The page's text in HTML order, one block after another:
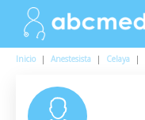
Inicio | Anestesista | Celaya |